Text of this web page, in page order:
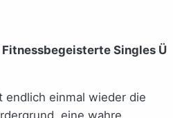
Singles Ü
endlich einmal wieder die